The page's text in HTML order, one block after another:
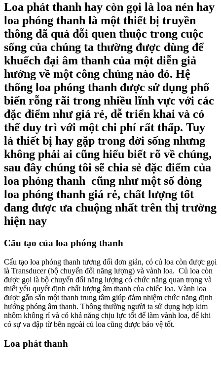
Loa phát thanh hay còn gọi là loa nén hay
loa phóng thanh là một thiết bị truyền
thông đã quá đỗi quen thuộc trong cuộc
sống của chúng ta thường được dùng để
khuếch đại âm thanh của một diễn giả
hướng về một công chúng nào đó. Hệ
thống loa phóng thanh được sử dụng phổ
biến rỗng rãi trong nhiều lĩnh vực với các
đặc điểm như giá rẻ, dễ triển khai và có
thể duy trì với một chi phí rất thấp. Tuy
là thiết bị hay gặp trong đời sống nhưng
không phải ai cũng hiểu biết rõ về chúng,
sau đây chúng tôi sẽ chia sẻ đặc điểm của
loa phóng thanh cũng như một số dòng
loa phóng thanh giá rẻ, chất lượng tốt
đang được ưa chuộng nhất trên thị trường
hiện nay
Cấu tạo của loa phóng thanh
Cấu tạo loa phóng thanh tương đối đơn giản, có củ loa còn được gọi
là Transducer (bộ chuyển đổi năng lượng) và vành loa. Củ loa còn
được gọi là bộ chuyển đổi năng lượng có chức năng quan trọng và
thiết yếu quyết định chất lượng âm thanh của chiếc loa. Vành loa
được gắn sẵn một thanh trung tâm giúp đảm nhiệm chức năng định
hướng phóng âm thanh. Thông thường người ta sử dụng hợp kim
nhôm không rỉ và có khả năng chịu lực tốt để làm vành loa, để khi
có sự va đập từ bên ngoài củ loa cũng được bảo vệ tốt.
Loa phát thanh